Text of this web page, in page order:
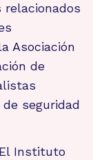
Asociación
de
seguridad
El Instituto